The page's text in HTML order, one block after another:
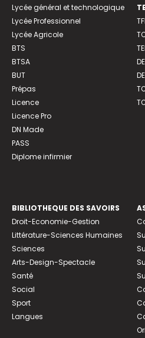
Lycée général et technologique
Lycée Professionnel
Lycée Agricole
BTS
BTSA
BUT
Prépas
Licence
Licence Pro
DN Made
PASS
Diplome infirmier
TFI
BIBLIOTHEQUE DES SAVOIRS
Droit-Economie-Gestion
Littérature-Sciences Humaines
Sciences
Arts-Design-Spectacle
Santé
Social
Sport
Langues